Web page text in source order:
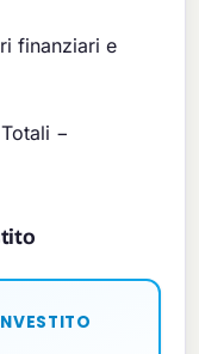
finanziari e
−